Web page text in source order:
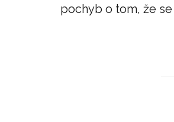
pochyb o tom, že